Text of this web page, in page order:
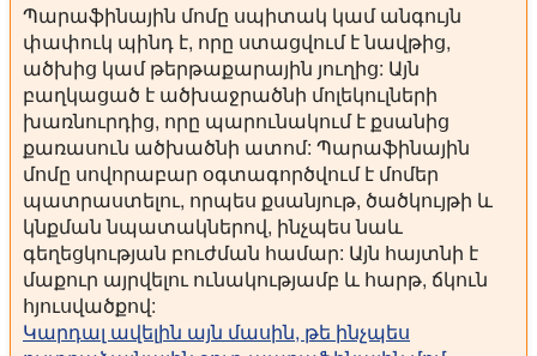
Պարաֆինային մոմը սպիտակ կամ անգույն
փափուկ պինդ է, որը ստացվում է նավթից,
ածխից կամ թերթաքարային յուղից: Այն
բաղկացած է ածխաջրածնի մոլեկուլների
խառնուրդից, որը պարունակում է քսանից
քառասուն ածխածնի ատոմ: Պարաֆինային
մոմը սովորաբար օգտագործվում է մոմեր
պատրաստելու, որպես քսանյութ, ծածկույթի և
կնքման նպատակներով, ինչպես նաև
գեղեցկության բուժման համար: Այն հայտնի է
մաքուր այրվելու ունակությամբ և հարթ, ճկուն
հյուսվածքով:
Կարդալ ավելին այն մասին, թե ինչպես